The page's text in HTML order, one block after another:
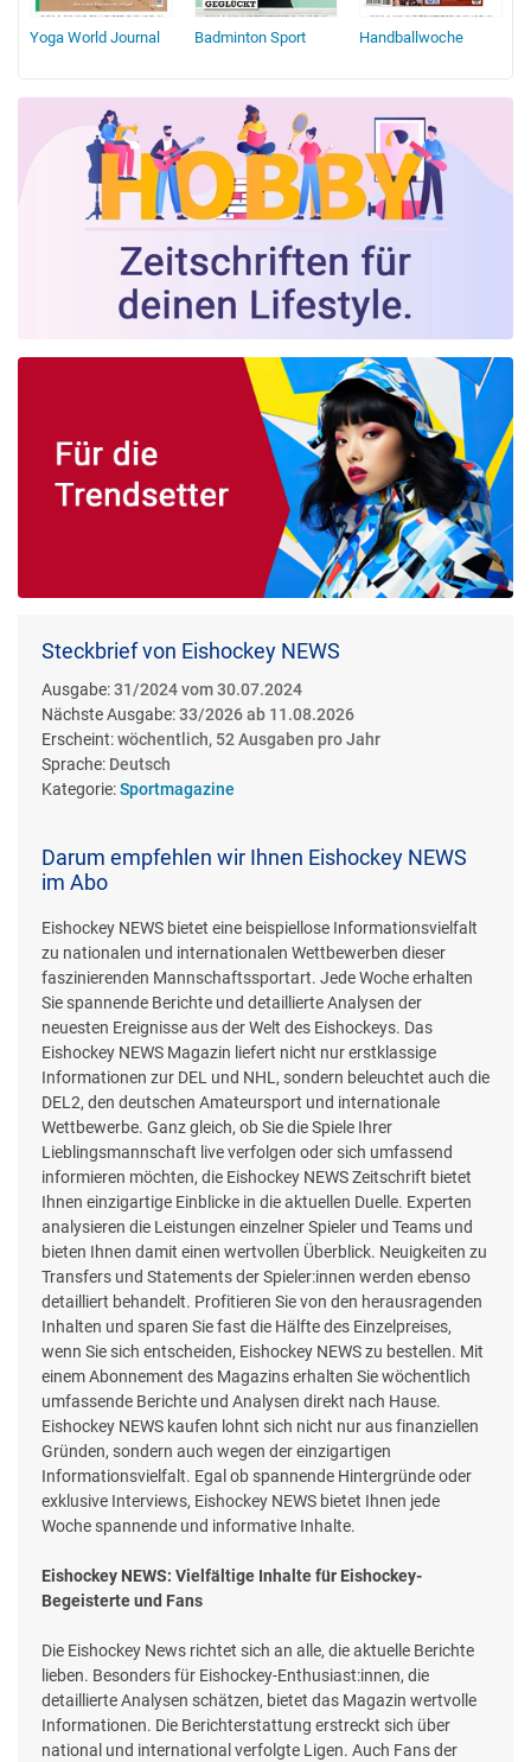
Yoga World Journal Badminton Sport Handballwoche
Steckbrief von Eishockey NEWS
Ausgabe:31/2024 vom 30.07.2024
Nächste Ausgabe:33/2026 ab 11.08.2026
Erscheint:wöchentlich, 52 Ausgaben pro Jahr
Sprache: Deutsch
Kategorie:Sportmagazine
Darum empfehlen wir Ihnen Eishockey NEWS
im Abo
Eishockey NEWS bietet eine beispiellose Informationsvielfalt
zu nationalen und internationalen Wettbewerben dieser
faszinierenden Mannschaftssportart. Jede Woche erhalten
Sie spannende Berichte und detaillierte Analysen der
neuesten Ereignisse aus der Welt des Eishockeys. Das
Eishockey NEWS Magazin liefert nicht nur erstklassige
Informationen zur DEL und NHL, sondern beleuchtet auch die
DEL2, den deutschen Amateursport und internationale
Wettbewerbe. Ganz gleich, ob Sie die Spiele Ihrer
Lieblingsmannschaft live verfolgen oder sich umfassend
informieren möchten, die Eishockey NEWS Zeitschrift bietet
Ihnen einzigartige Einblicke in die aktuellen Duelle. Experten
analysieren die Leistungen einzelner Spieler und Teams und
bieten Ihnen damit einen wertvollen Überblick. Neuigkeiten zu
Transfers und Statements der Spieler:innen werden ebenso
detailliert behandelt. Profitieren Sie von den herausragenden
Inhalten und sparen Sie fast die Hälfte des Einzelpreises,
wenn Sie sich entscheiden, Eishockey NEWS zu bestellen. Mit
einem Abonnement des Magazins erhalten Sie wöchentlich
umfassende Berichte und Analysen direkt nach Hause.
Eishockey NEWS kaufen lohnt sich nicht nur aus finanziellen
Gründen, sondern auch wegen der einzigartigen
Informationsvielfalt. Egal ob spannende Hintergründe oder
exklusive Interviews, Eishockey NEWS bietet Ihnen jede
Woche spannende und informative Inhalte.
Eishockey NEWS: Vielfältige Inhalte für Eishockey-
Begeisterte und Fans
Die Eishockey News richtet sich an alle, die aktuelle Berichte
lieben. Besonders für Eishockey-Enthusiast:innen, die
detaillierte Analysen schätzen, bietet das Magazin wertvolle
Informationen. Die Berichterstattung erstreckt sich über
national und international verfolgte Ligen. Auch Fans der